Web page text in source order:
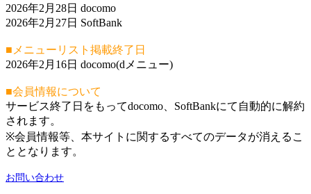
2026年2月28日 docomo
2026年2月27日 SoftBank
■メニューリスト掲載終了日
2026年2月16日 docomo(dメニュー)
■会員情報について
サービス終了日をもってdocomo、SoftBankにて自動的に解約
されます。
※会員情報等、本サイトに関するすべてのデータが消えるこ
ととなります。
お問い合わせ